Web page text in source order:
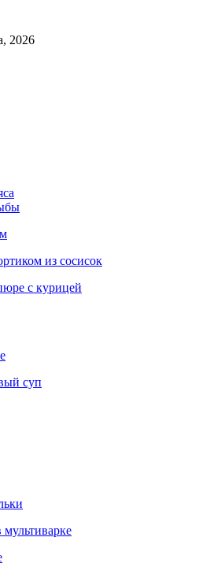
2026
из сосисок
с курицей
суп